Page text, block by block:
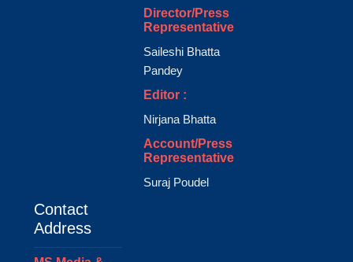
Director/Press
Representative
Saileshi Bhatta
Pandey
Editor :
Nirjana Bhatta
Account/Press
Representative
Suraj Poudel
Contact
Address